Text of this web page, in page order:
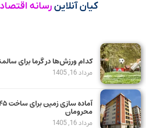
کیان آنلاین رسانه
کدام ورزش‌ها در گرما برای
مرداد 16, 1405
محرومان
مرداد 16, 1405